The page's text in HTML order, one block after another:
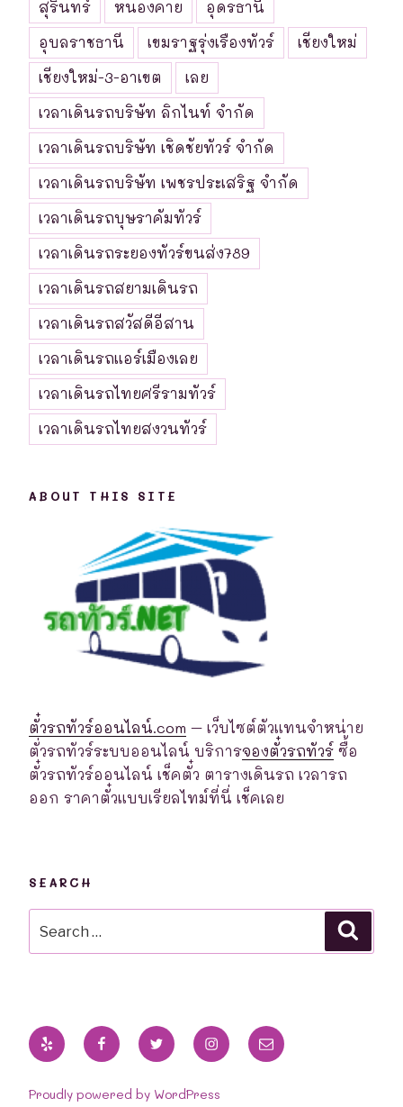
สุรินทร์
หนองคาย
อุดรธานี
อุบลราชธานี
เขมราฐรุ่งเรืองทัวร์
เชียงใหม่
เชียงใหม่-3-อาเขต
เลย
เวลาเดินรถบริษัท ลิกไนท์ จำกัด
เวลาเดินรถบริษัท เชิดชัยทัวร์ จำกัด
เวลาเดินรถบริษัท เพชรประเสริฐ จำกัด
เวลาเดินรถบุษราคัมทัวร์
เวลาเดินรถระยองทัวร์ขนส่ง789
เวลาเดินรถสยามเดินรถ
เวลาเดินรถสวัสดีอีสาน
เวลาเดินรถแอร์เมืองเลย
เวลาเดินรถไทยศรีรามทัวร์
เวลาเดินรถไทยสงวนทัวร์
ABOUT THIS SITE
ตั๋วรถทัวร์ออนไลน์.com – เว็บไซต์ตัวแทนจำหน่าย
ตั่วรถทัวร์ระบบออนไลน์ บริการจองตั๋วรถทัวร์ ซื้อ
ตั๋วรถทัวร์ออนไลน์ เช็คตั๋ว ตารางเดินรถ เวลารถ
ออก ราคาตั๋วแบบเรียลไทม์ที่นี่ เช็คเลย
SEARCH
for:
Yelp FacebookTwitter InstagramEmail
Proudly powered by WordPress